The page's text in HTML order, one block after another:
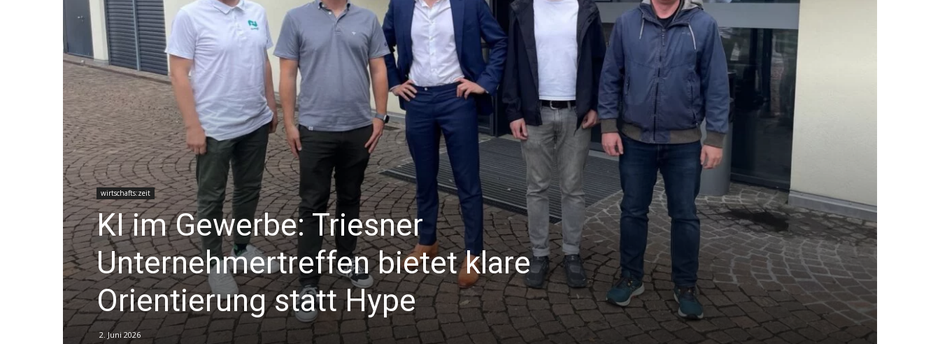
wirtschafts:zeit
KI im Gewerbe: Triesner
Unternehmertreffen bietet klare
Orientierung statt Hype
2. Juni 2026